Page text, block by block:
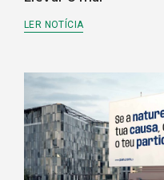
LER NOTÍCIA